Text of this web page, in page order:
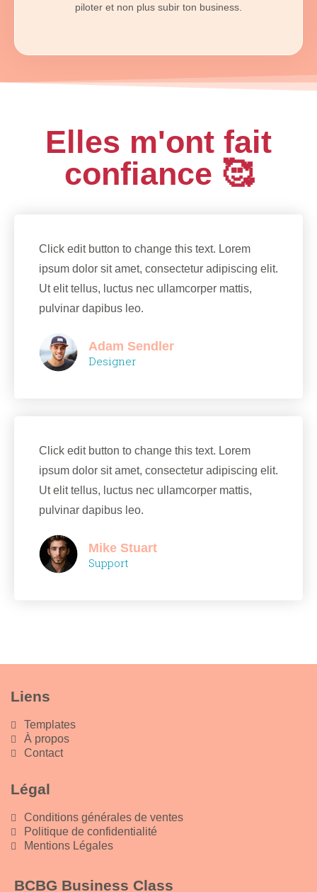
piloter et non plus subir ton business.
Elles m'ont fait
confiance 🥰
Click edit button to change this text. Lorem
ipsum dolor sit amet, consectetur adipiscing elit.
Ut elit tellus, luctus nec ullamcorper mattis,
pulvinar dapibus leo.
Adam Sendler
Designer
Click edit button to change this text. Lorem
ipsum dolor sit amet, consectetur adipiscing elit.
Ut elit tellus, luctus nec ullamcorper mattis,
pulvinar dapibus leo.
Mike Stuart
Support
Liens
Templates
À propos
Contact
Légal
Conditions générales de ventes
Politique de confidentialité
Mentions Légales
BCBG Business Class